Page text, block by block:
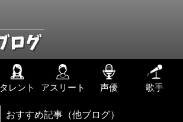
タレント アスリート 声優 歌手
おすすめ記事（他ブログ）